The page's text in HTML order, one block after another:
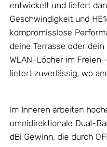
entwickelt und liefert
Geschwindigkeit und
kompromisslose
deine Terrasse oder
WLAN-Löcher im Freien
liefert zuverlässig, wo
Im Inneren arbeiten
omnidirektionale Dual-
dBi Gewinn, die durch